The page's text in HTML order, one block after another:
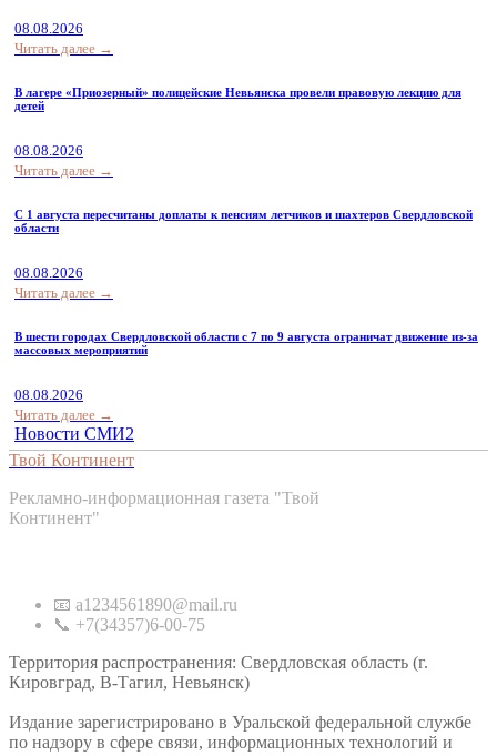
08.08.2026
Читать далее →
В лагере «Приозерный» полицейские Невьянска провели правовую лекцию для
детей
08.08.2026
Читать далее →
С 1 августа пересчитаны доплаты к пенсиям летчиков и шахтеров Свердловской
области
08.08.2026
Читать далее →
В шести городах Свердловской области с 7 по 9 августа ограничат движение из-за
массовых мероприятий
08.08.2026
Читать далее →
Новости СМИ2
Твой Континент
Рекламно-информационная газета "Твой
Континент"
📧 a1234561890@mail.ru
📞 +7(34357)6-00-75
Территория распространения: Свердловская область (г.
Кировград, В-Тагил, Невьянск)
Издание зарегистрировано в Уральской федеральной службе
по надзору в сфере связи, информационных технологий и